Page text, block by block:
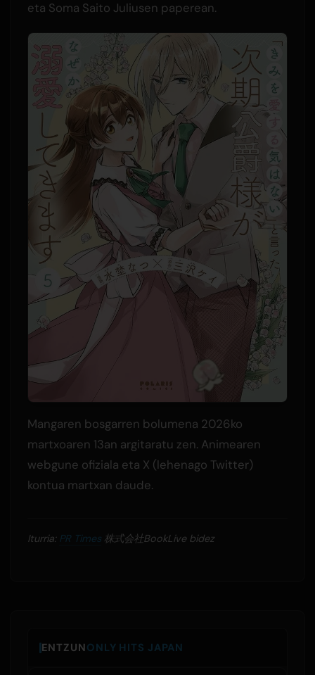
eta Soma Saito Juliusen paperean.
Mangaren bosgarren bolumena 2026ko
martxoaren 13an argitaratu zen. Animearen
webgune ofiziala eta X (lehenago Twitter)
kontua martxan daude.
Iturria: PR Times株式会社BookLive bidez
ENTZUNONLY HITS JAPAN